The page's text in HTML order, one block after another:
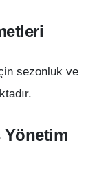
sezonluk ve
Yönetim